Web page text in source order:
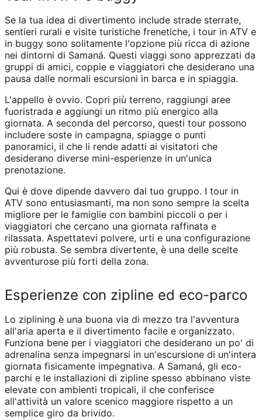
Se la tua idea di divertimento include strade sterrate,
sentieri rurali e visite turistiche frenetiche, i tour in ATV e
in buggy sono solitamente l'opzione più ricca di azione
nei dintorni di Samaná. Questi viaggi sono apprezzati da
gruppi di amici, coppie e viaggiatori che desiderano una
pausa dalle normali escursioni in barca e in spiaggia.
L'appello è ovvio. Copri più terreno, raggiungi aree
fuoristrada e aggiungi un ritmo più energico alla
giornata. A seconda del percorso, questi tour possono
includere soste in campagna, spiagge o punti
panoramici, il che li rende adatti ai visitatori che
desiderano diverse mini-esperienze in un'unica
prenotazione.
Qui è dove dipende davvero dal tuo gruppo. I tour in
ATV sono entusiasmanti, ma non sono sempre la scelta
migliore per le famiglie con bambini piccoli o per i
viaggiatori che cercano una giornata raffinata e
rilassata. Aspettatevi polvere, urti e una configurazione
più robusta. Se sembra divertente, è una delle scelte
avventurose più forti della zona.
Esperienze con zipline ed eco-parco
Lo ziplining è una buona via di mezzo tra l'avventura
all'aria aperta e il divertimento facile e organizzato.
Funziona bene per i viaggiatori che desiderano un po' di
adrenalina senza impegnarsi in un'escursione di un'intera
giornata fisicamente impegnativa. A Samaná, gli eco-
parchi e le installazioni di zipline spesso abbinano viste
elevate con ambienti tropicali, il che conferisce
all'attività un valore scenico maggiore rispetto a un
semplice giro da brivido.